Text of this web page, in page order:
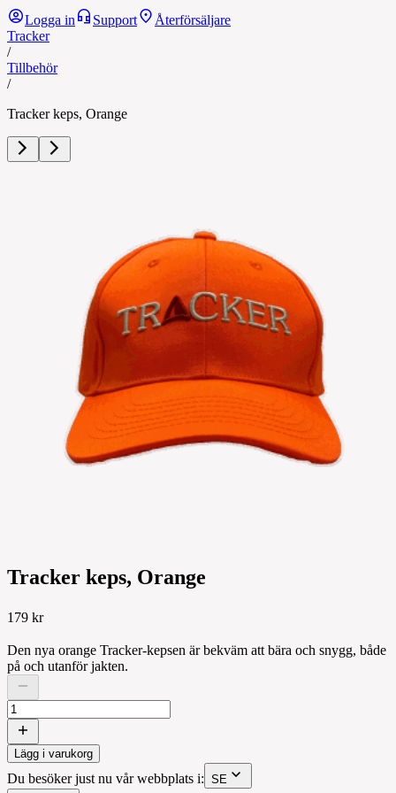
Logga in Support
Återförsäljare
Tracker
/
Tillbehör
/
Tracker keps, Orange
Tracker keps, Orange
179 kr
Den nya orange Tracker-kepsen är bekväm att bära och snygg, både
på och utanför jakten.
Lägg i varukorg
Du besöker just nu vår webbplats i: SE